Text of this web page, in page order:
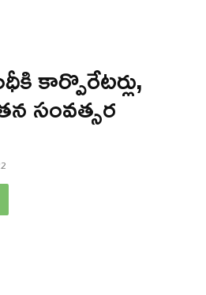
కార్పొరేటర్లు,
సంవత్సర